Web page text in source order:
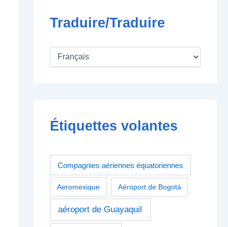
Traduire/Traduire
Étiquettes volantes
Compagnies aériennes équatoriennes
Aeromexique Aéroport de Bogotá
aéroport de Guayaquil